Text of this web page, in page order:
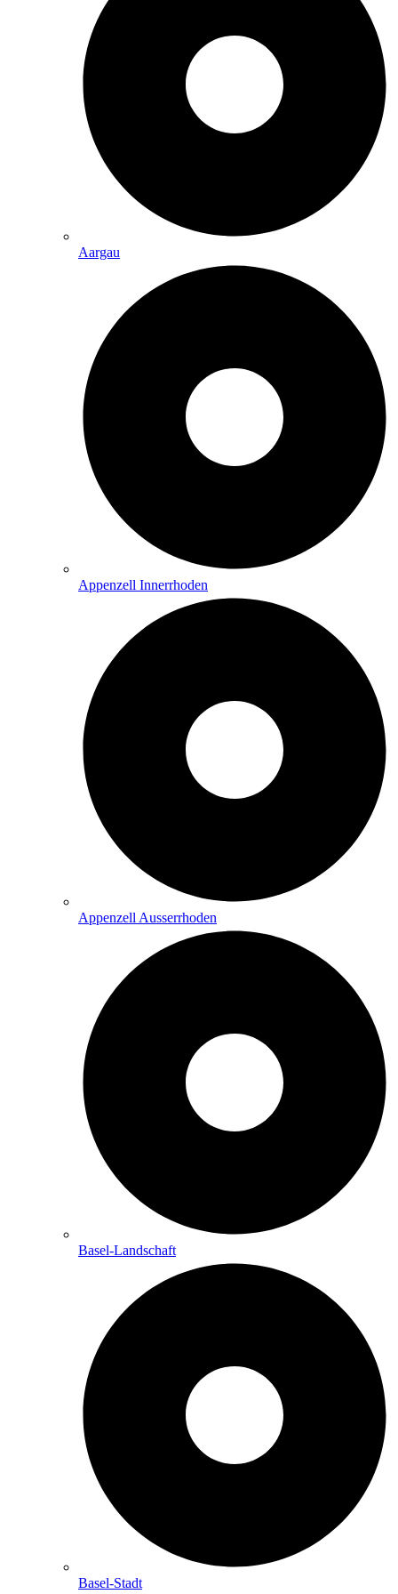
Aargau
Appenzell Innerrhoden
Appenzell Ausserrhoden
Basel-Landschaft
Basel-Stadt